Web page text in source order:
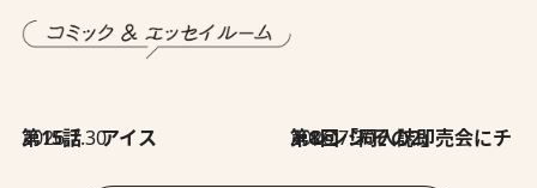
2026.7.30
第15話 アイス 2026.7.30
第8回「同人誌即売会にチャレンジ その2」